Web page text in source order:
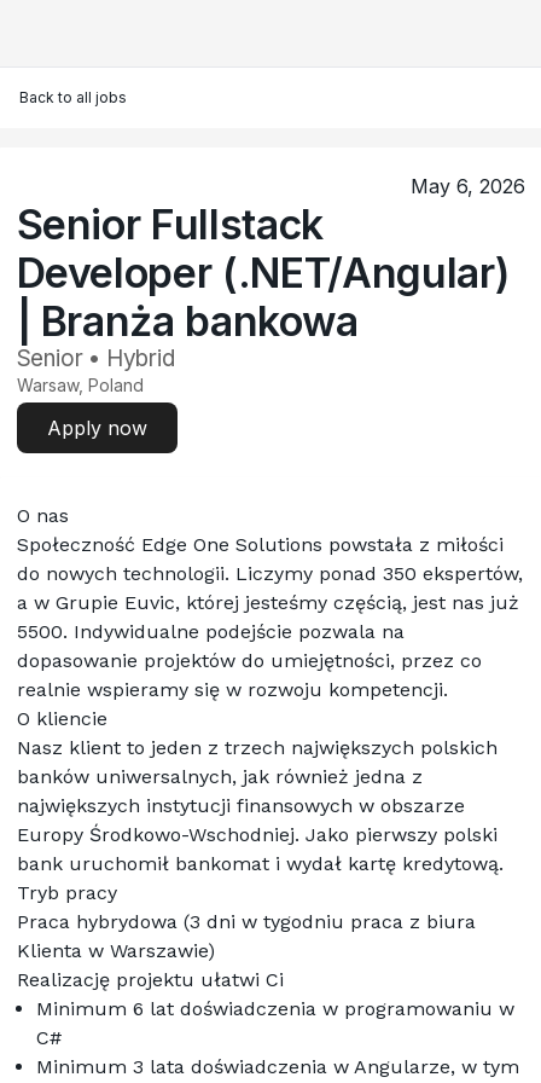
Back to all jobs
May 6, 2026
Senior Fullstack
Developer (.NET/Angular)
| Branża bankowa
Senior • Hybrid
Warsaw, Poland
Apply now
O nas
Społeczność Edge One Solutions powstała z miłości
do nowych technologii. Liczymy ponad 350 ekspertów,
a w Grupie Euvic, której jesteśmy częścią, jest nas już
5500. Indywidualne podejście pozwala na
dopasowanie projektów do umiejętności, przez co
realnie wspieramy się w rozwoju kompetencji.
O kliencie
Nasz klient to jeden z trzech największych polskich
banków uniwersalnych, jak również jedna z
największych instytucji finansowych w obszarze
Europy Środkowo-Wschodniej. Jako pierwszy polski
bank uruchomił bankomat i wydał kartę kredytową.
Tryb pracy
Praca hybrydowa (3 dni w tygodniu praca z biura
Klienta w Warszawie)
Realizację projektu ułatwi Ci
Minimum 6 lat doświadczenia w programowaniu w
C#
Minimum 3 lata doświadczenia w Angularze, w tym